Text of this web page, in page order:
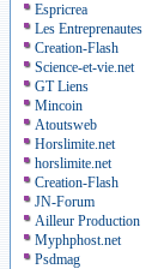
Espricrea
Les Entreprenautes
Creation-Flash
Science-et-vie.net
GT Liens
Mincoin
Atoutsweb
Horslimite.net
horslimite.net
Creation-Flash
JN-Forum
Ailleur Production
Myphphost.net
Psdmag